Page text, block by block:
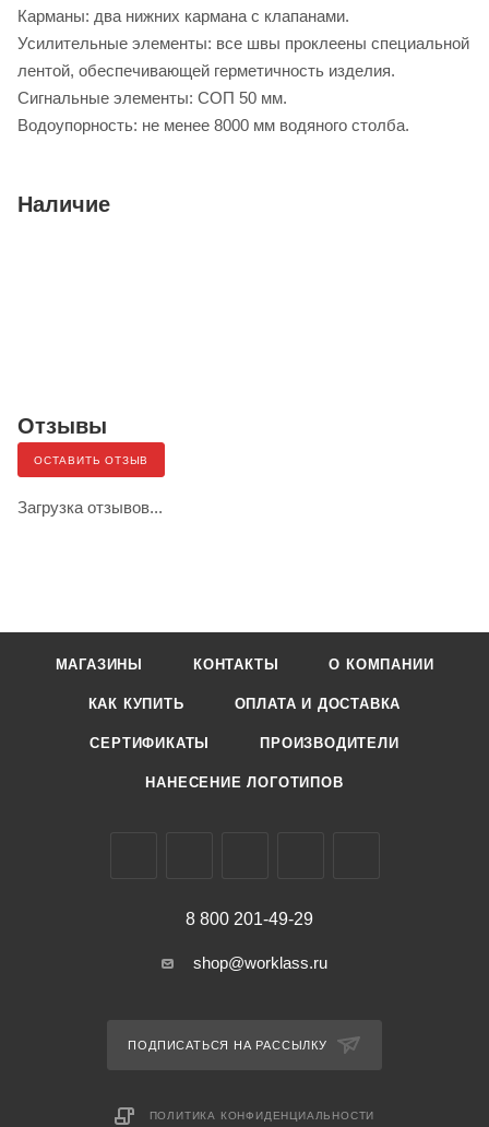
Карманы: два нижних кармана с клапанами.
Усилительные элементы: все швы проклеены специальной
лентой, обеспечивающей герметичность изделия.
Сигнальные элементы: СОП 50 мм.
Водоупорность: не менее 8000 мм водяного столба.
Наличие
Отзывы
ОСТАВИТЬ ОТЗЫВ
Загрузка отзывов...
МАГАЗИНЫ КОНТАКТЫ О КОМПАНИИ
КАК КУПИТЬ ОПЛАТА И ДОСТАВКА
СЕРТИФИКАТЫ ПРОИЗВОДИТЕЛИ
НАНЕСЕНИЕ ЛОГОТИПОВ
8 800 201-49-29
shop@worklass.ru
ПОДПИСАТЬСЯ НА РАССЫЛКУ
ПОЛИТИКА КОНФИДЕНЦИАЛЬНОСТИ